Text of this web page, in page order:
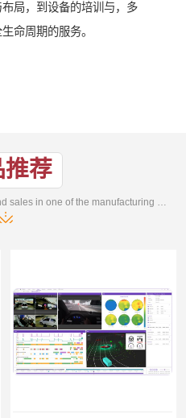
局，到设备的培训与，多
命周期的服务。
推荐